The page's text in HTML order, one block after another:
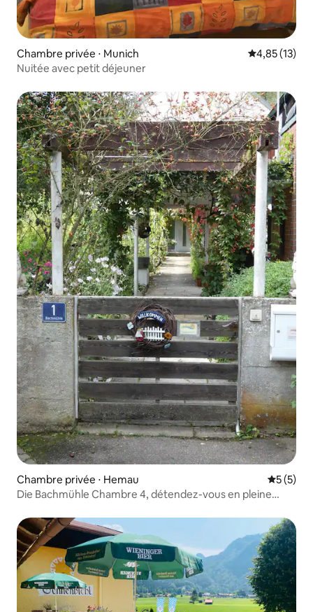
Chambre privée ⋅ Munich Évaluation
4,85 (13)
Nuitée avec petit déjeuner
Chambre privée ⋅ Hemau
5 (5)
Die Bachmühle Chambre 4, détendez-vous en pleine